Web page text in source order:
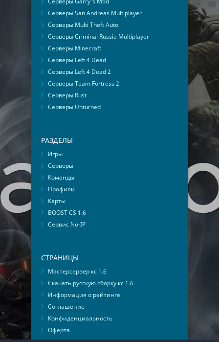
Серверы San Andreas Multiplayer
Серверы Multi Theft Auto
Серверы Criminal Russia Multiplayer
Серверы Minecraft
Серверы Left 4 Dead
Серверы Left 4 Dead 2
Серверы Team Fortress 2
Серверы Rust
Серверы Unturned
РАЗДЕЛЫ
Игры
Серверы
Команды
Профили
Карты
BOOST CS 1.6
Сервис No-IP
СТРАНИЦЫ
Мастерсервер кс 1.6
Скачать русскую сборку кс 1.6
Информация о рейтинге
Соглашение
Конфиденциальность
Оферта